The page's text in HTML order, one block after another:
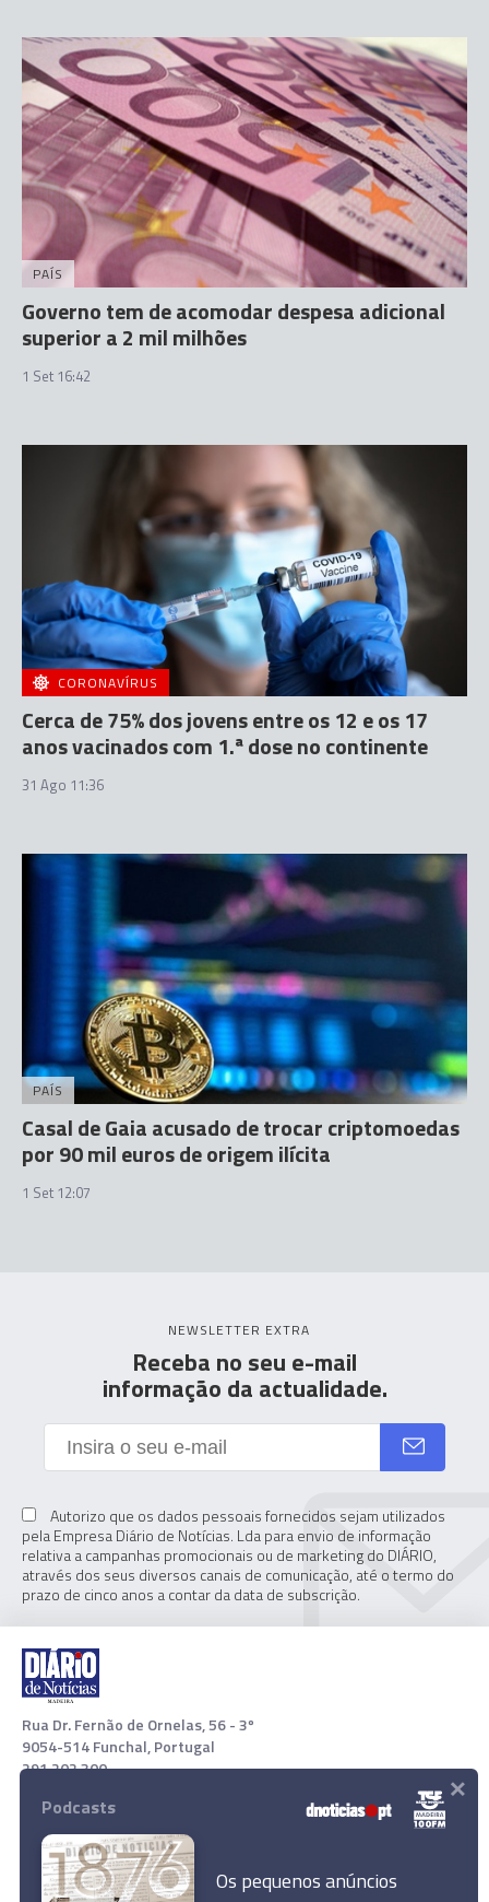
PAÍS
Governo tem de acomodar despesa adicional
superior a 2 mil milhões
1 Set 16:42
CORONAVÍRUS
Cerca de 75% dos jovens entre os 12 e os 17
anos vacinados com 1.ª dose no continente
31 Ago 11:36
PAÍS
Casal de Gaia acusado de trocar criptomoedas
por 90 mil euros de origem ilícita
1 Set 12:07
NEWSLETTER EXTRA
Receba no seu e-mail
informação da actualidade.
Autorizo que os dados pessoais fornecidos sejam utilizados
pela Empresa Diário de Notícias. Lda para envio de informação
relativa a campanhas promocionais ou de marketing do DIÁRIO,
através dos seus diversos canais de comunicação, até o termo do
prazo de cinco anos a contar da data de subscrição.
Rua Dr. Fernão de Ornelas, 56 - 3º
9054-514 Funchal, Portugal
291 202 300
Download App
Podcasts
Os pequenos anúncios
×